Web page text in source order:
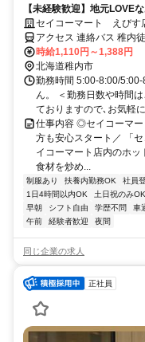
【未経験歓迎】地元LOVE
ト」で働こう♪接客なし◎
セイコーマート えびす
アクセス 連絡バス 稚内
ＪＲ宗谷本線 南稚内徒歩
時給1,110円～1,388円
北海道稚内市
勤務時間 5:00-8:00/
ん。 ＜勤務日数や時間
ておりますので､お気軽
仕事内容 ◎セイコーマ
方も安心スタート／ 「
イコーマート店内のホッ
食材を炒め...
制服あり 扶養内勤務OK 社員
1日4時間以内OK
土日祝のみOK
早朝
シフト自由 学歴不問 車
午前
経験者歓迎 夜間
同じ企業の求人
正社員